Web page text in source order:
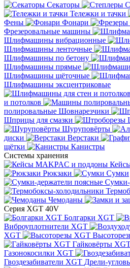
Секаторы
Тележки и тачки
Фены
Фонари
Фрезеровальные машины
Шлифмашины вибрационные
Шлифмашины ленточные
Шлифмашины по бетону
Шлифмашины прямые
Шлифмашины щёточные
Шлифмашины эксцентриковые
и потолков
полировальные Шовнарезчики
Шприцы для смазки
Шуруповёрты
диски
Верстаки
щётки
Канистры
Системы хранения
Рюкзаки
Сумки
Сумки-
Чемоданы
Серия XGT 40V
Болгарки XGT
Виброуплотнители XGT
XGT
Гайковёрты
Газонокосилки XGT
Гвоздезабиватели XGT Дрели-